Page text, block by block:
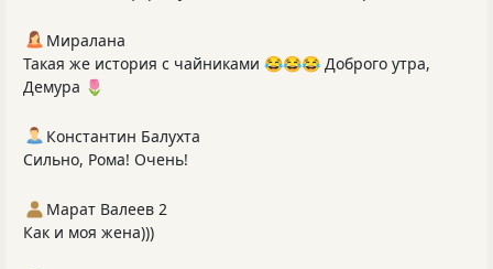
Миралана
Такая же история с чайниками 😂😂😂 Доброго утра,
Демура 🌷
Константин Балухта
Сильно, Рома! Очень!
Марат Валеев 2
Как и моя жена)))